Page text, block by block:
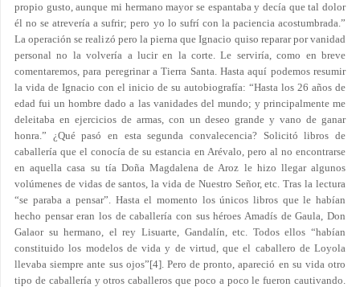
propio gusto, aunque mi hermano mayor se espantaba y decía que tal dolor
él no se atrevería a sufrir; pero yo lo sufrí con la paciencia acostumbrada.”
La operación se realizó pero la pierna que Ignacio quiso reparar por vanidad
personal no la volvería a lucir en la corte. Le serviría, como en breve
comentaremos, para peregrinar a Tierra Santa. Hasta aquí podemos resumir
la vida de Ignacio con el inicio de su autobiografía: “Hasta los 26 años de
edad fui un hombre dado a las vanidades del mundo; y principalmente me
deleitaba en ejercicios de armas, con un deseo grande y vano de ganar
honra.” ¿Qué pasó en esta segunda convalecencia? Solicitó libros de
caballería que el conocía de su estancia en Arévalo, pero al no encontrarse
en aquella casa su tía Doña Magdalena de Aroz le hizo llegar algunos
volúmenes de vidas de santos, la vida de Nuestro Señor, etc. Tras la lectura
“se paraba a pensar”. Hasta el momento los únicos libros que le habían
hecho pensar eran los de caballería con sus héroes Amadís de Gaula, Don
Galaor su hermano, el rey Lisuarte, Gandalín, etc. Todos ellos “habían
constituido los modelos de vida y de virtud, que el caballero de Loyola
llevaba siempre ante sus ojos”[4]. Pero de pronto, apareció en su vida otro
tipo de caballería y otros caballeros que poco a poco le fueron cautivando.